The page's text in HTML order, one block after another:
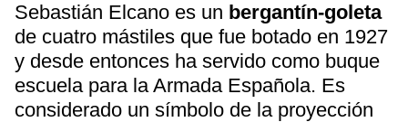
Sebastián Elcano es un bergantín-goleta
de cuatro mástiles que fue botado en 1927
y desde entonces ha servido como buque
escuela para la Armada Española. Es
considerado un símbolo de la proyección